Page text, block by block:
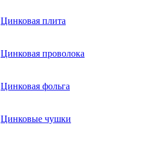
Цинковая плита
Цинковая проволока
Цинковая фольга
Цинковые чушки